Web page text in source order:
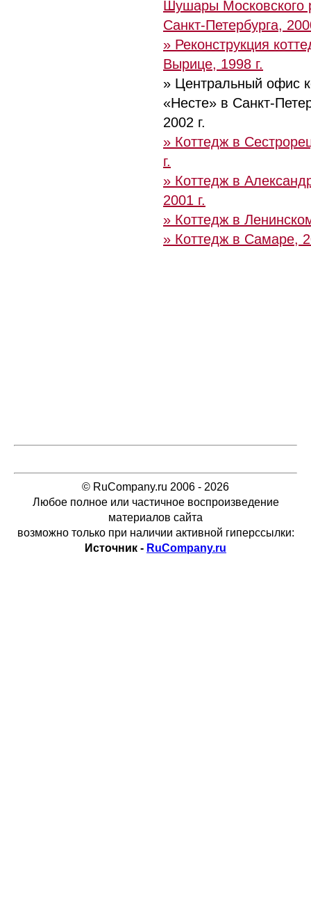
Шушары Московского
Санкт-Петербурга,
» Реконструкция
Вырице, 1998 г.
» Центральный офис
«Несте» в Санкт-
2002 г.
» Коттедж в
г.
» Коттедж в
2001 г.
» Коттедж в
» Коттедж в Самаре,
© RuCompany.ru 2006 - 2026
Любое полное или частичное воспроизведение
материалов сайта
возможно только при наличии активной гиперссылки:
Источник - RuCompany.ru